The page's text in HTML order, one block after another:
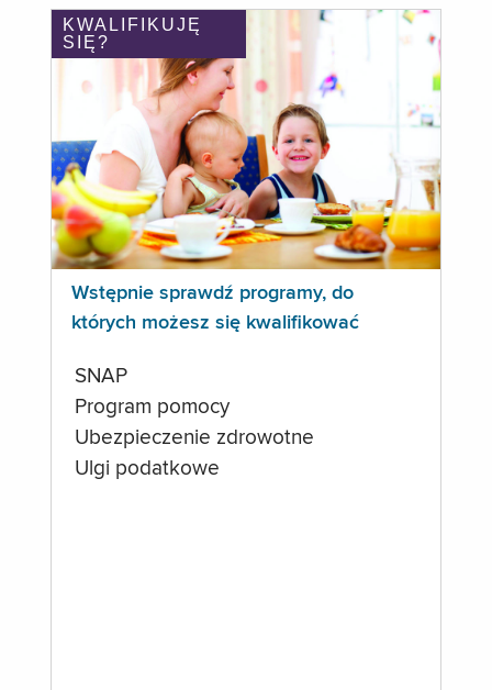
KWALIFIKUJĘ
SIĘ?
Wstępnie sprawdź programy, do
których możesz się kwalifikować
SNAP
Program pomocy
Ubezpieczenie zdrowotne
Ulgi podatkowe